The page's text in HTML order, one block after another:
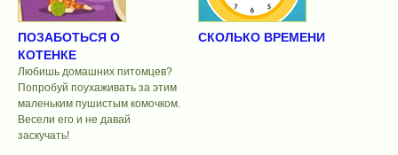
ПОЗАБОТЬСЯ О
КОТЕНКЕ
Любишь домашних питомцев?
Попробуй поухаживать за этим
маленьким пушистым комочком.
Весели его и не давай
заскучать!
СКОЛЬКО ВРЕМЕНИ